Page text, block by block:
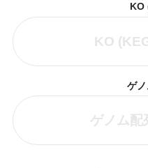
KO
KO
ゲ
ゲノム配